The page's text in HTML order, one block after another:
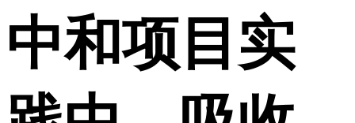
中和项目实